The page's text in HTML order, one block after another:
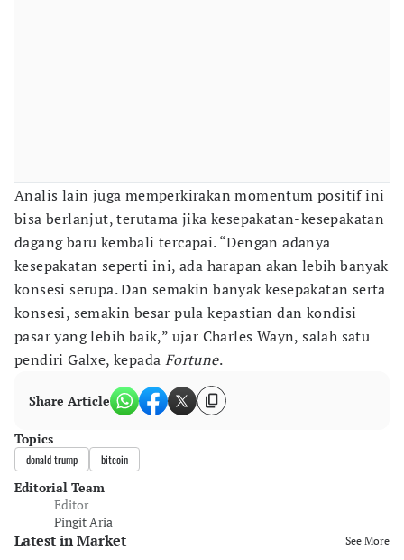
Analis lain juga memperkirakan momentum positif ini
bisa berlanjut, terutama jika kesepakatan-kesepakatan
dagang baru kembali tercapai. “Dengan adanya
kesepakatan seperti ini, ada harapan akan lebih banyak
konsesi serupa. Dan semakin banyak kesepakatan serta
konsesi, semakin besar pula kepastian dan kondisi
pasar yang lebih baik,” ujar Charles Wayn, salah satu
pendiri Galxe, kepada Fortune.
Share Article
Topics
donald trump bitcoin
Editorial Team
Editor
Pingit Aria
Latest in Market See More